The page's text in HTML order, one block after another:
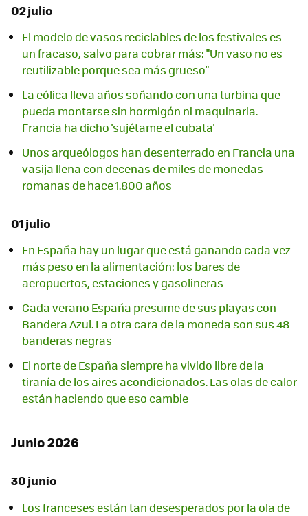
02 julio
El modelo de vasos reciclables de los festivales es
un fracaso, salvo para cobrar más: "Un vaso no es
reutilizable porque sea más grueso"
La eólica lleva años soñando con una turbina que
pueda montarse sin hormigón ni maquinaria.
Francia ha dicho 'sujétame el cubata'
Unos arqueólogos han desenterrado en Francia una
vasija llena con decenas de miles de monedas
romanas de hace 1.800 años
01 julio
En España hay un lugar que está ganando cada vez
más peso en la alimentación: los bares de
aeropuertos, estaciones y gasolineras
Cada verano España presume de sus playas con
Bandera Azul. La otra cara de la moneda son sus 48
banderas negras
El norte de España siempre ha vivido libre de la
tiranía de los aires acondicionados. Las olas de calor
están haciendo que eso cambie
Junio 2026
30 junio
Los franceses están tan desesperados por la ola de